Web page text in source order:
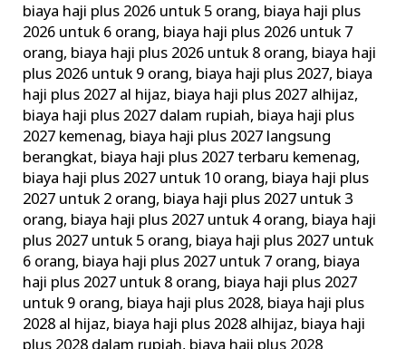
biaya haji plus 2026 untuk 5 orang, biaya haji plus
2026 untuk 6 orang, biaya haji plus 2026 untuk 7
orang, biaya haji plus 2026 untuk 8 orang, biaya haji
plus 2026 untuk 9 orang, biaya haji plus 2027, biaya
haji plus 2027 al hijaz, biaya haji plus 2027 alhijaz,
biaya haji plus 2027 dalam rupiah, biaya haji plus
2027 kemenag, biaya haji plus 2027 langsung
berangkat, biaya haji plus 2027 terbaru kemenag,
biaya haji plus 2027 untuk 10 orang, biaya haji plus
2027 untuk 2 orang, biaya haji plus 2027 untuk 3
orang, biaya haji plus 2027 untuk 4 orang, biaya haji
plus 2027 untuk 5 orang, biaya haji plus 2027 untuk
6 orang, biaya haji plus 2027 untuk 7 orang, biaya
haji plus 2027 untuk 8 orang, biaya haji plus 2027
untuk 9 orang, biaya haji plus 2028, biaya haji plus
2028 al hijaz, biaya haji plus 2028 alhijaz, biaya haji